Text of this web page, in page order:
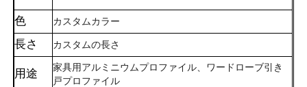
色 カスタムカラー
長さ カスタムの長さ
用途
家具用アルミニウムプロファイル、ワードローブ引き
戸プロファイル